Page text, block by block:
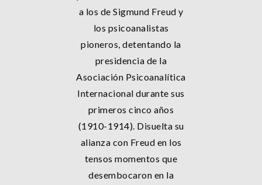
a los de Sigmund Freud y
los psicoanalistas
pioneros, detentando la
presidencia de la
Asociación Psicoanalítica
Internacional durante sus
primeros cinco años
(1910-1914). Disuelta su
alianza con Freud en los
tensos momentos que
desembocaron en la